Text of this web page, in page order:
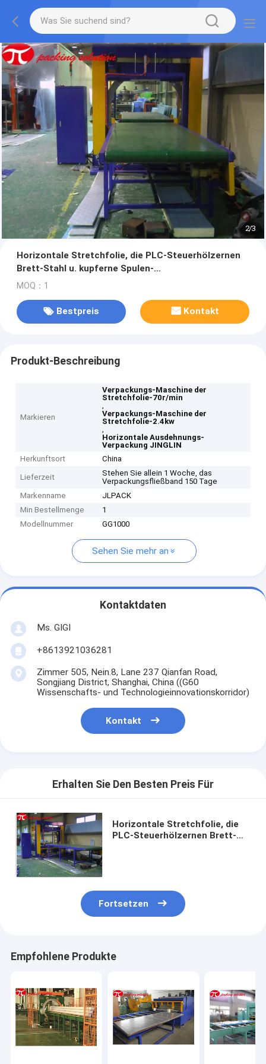
2/3
Horizontale Stretchfolie, die PLC-Steuerhölzernen
Brett-Stahl u. kupferne Spulen-
Verpackungsmaschine einwickelt
MOQ：1
Bestpreis Kontakt
Produkt-Beschreibung
Markieren
Verpackungs-Maschine der
Stretchfolie-70r/min
,
Verpackungs-Maschine der
Stretchfolie-2.4kw
,
Horizontale Ausdehnungs-
Verpackung JINGLIN
Herkunftsort
China
Lieferzeit
Stehen Sie allein 1 Woche, das
Verpackungsfließband 150 Tage
Markenname
JLPACK
Min Bestellmenge
1
Modellnummer
GG1000
Sehen Sie mehr an
Kontaktdaten
Ms. GIGI
+8613921036281
Zimmer 505, Nein.8, Lane 237 Qianfan Road,
Songjiang District, Shanghai, China ((G60
Wissenschafts- und Technologieinnovationskorridor)
Kontakt
Erhalten Sie Den Besten Preis Für
Horizontale Stretchfolie, die
PLC-Steuerhölzernen Brett-
Fortsetzen
Empfohlene Produkte